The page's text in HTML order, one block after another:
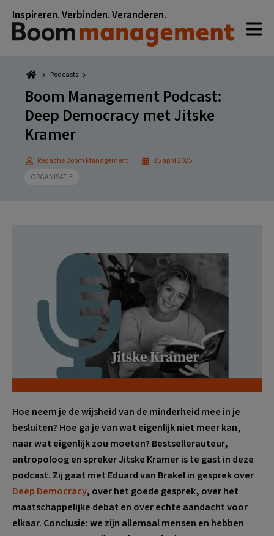
naar
hoofdnavigatie
naar
hoofd
inhoud
naar
eerste
sidebar
naar
voettekst
Inspireren. Verbinden. Veranderen.
Podcasts
Boom Management Podcast:
Deep Democracy met Jitske
Kramer
Redactie Boom Management
25 april 2025
ORGANISATIE
Hoe neem je de wijsheid van de minderheid mee in je
besluiten? Hoe ga je van wat eigenlijk niet meer kan,
naar wat eigenlijk zou moeten? Bestsellerauteur,
antropoloog en spreker Jitske Kramer is te gast in deze
podcast. Zij gaat met Eduard van Brakel in gesprek over
⁠Deep Democracy⁠, over het goede gesprek, over het
maatschappelijke debat en over echte aandacht voor
elkaar. Conclusie: we zijn allemaal mensen en hebben